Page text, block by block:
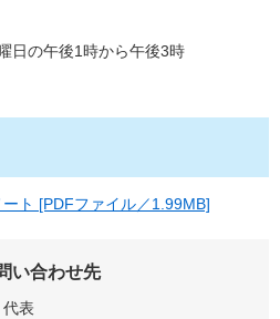
の午後1時から午後3時
ト [PDFファイル／1.99MB]
い合わせ先
代表